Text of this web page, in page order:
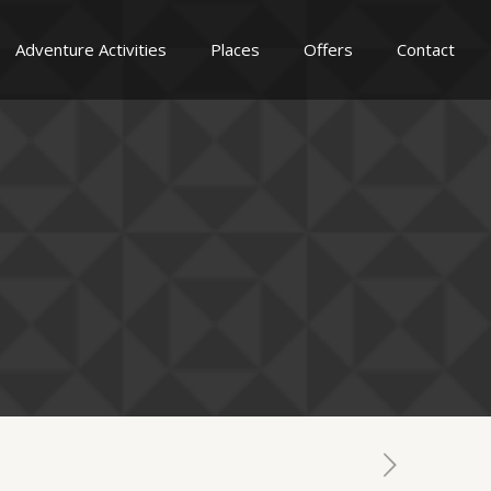
Adventure Activities Places Offers Contact